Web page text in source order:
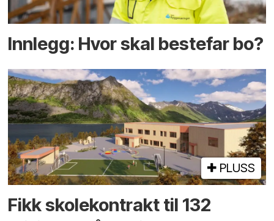
Innlegg: Hvor skal bestefar bo?
PLUSS
Fikk skole­kontrakt til 132